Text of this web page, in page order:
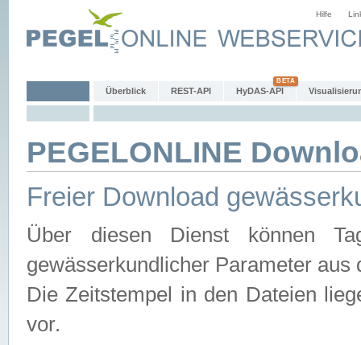
Hilfe
Überblick REST-API HyDAS-API
PEGELONLINE
Freier Download
Über diesen Dienst können
gewässerkundlicher Parameter aus
Die Zeitstempel in den Dateien
vor.